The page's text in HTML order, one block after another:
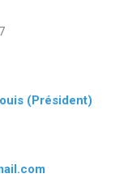
(Président)